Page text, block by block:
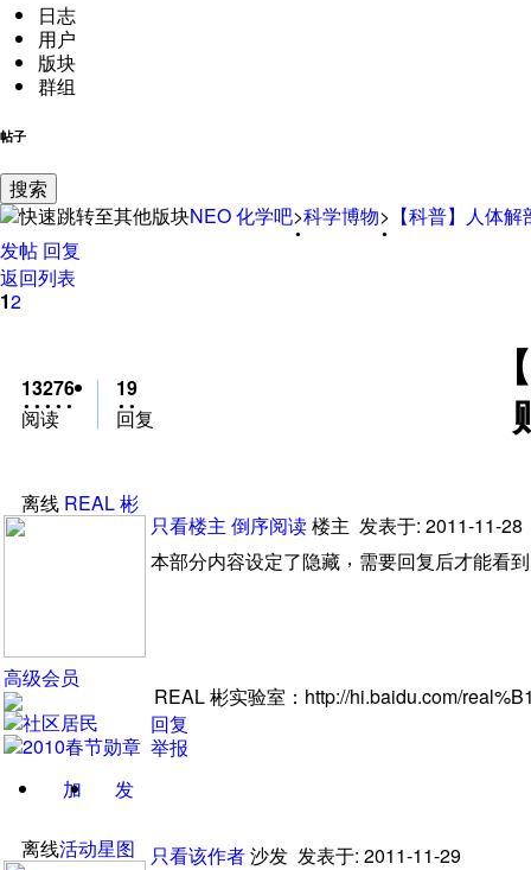
日志
用户
版块
群组
帖子
搜索
NEO化学吧>科学博物> 【科普】 人体解
发帖 回复
返回列表
12
13276
阅读
19
回复
【
离线 REAL彬
高级会员
加
发
只看楼主 倒序阅读楼主 发表于: 2011-11-28
本部分内容设定了隐藏 ， 需要回复后才能看到
REAL彬实验室 ： http://hi.baidu.com/
回复
举报
离线活动星图 只看该作者沙发 发表于: 2011-11-29